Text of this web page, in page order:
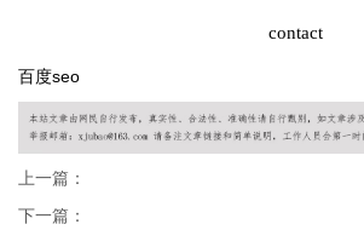
contact
百度seo
上一篇：
下一篇：